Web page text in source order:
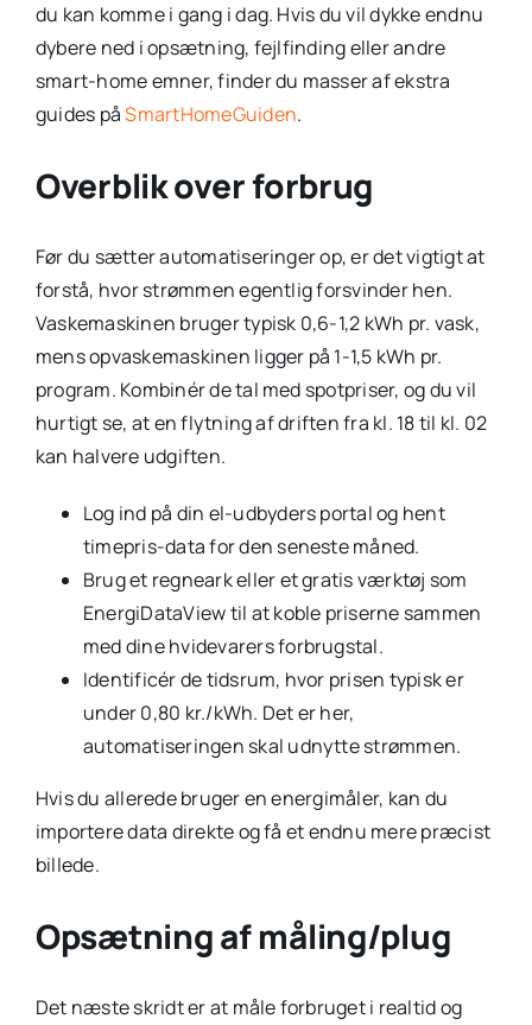
du kan komme i gang i dag. Hvis du vil dykke endnu
dybere ned i opsætning, fejlfinding eller andre
smart-home emner, finder du masser af ekstra
guides påSmartHomeGuiden.
Overblik over forbrug
Før du sætter automatiseringer op, er det vigtigt at
forstå, hvor strømmen egentlig forsvinder hen.
Vaskemaskinen bruger typisk 0,6-1,2 kWh pr. vask,
mens opvaskemaskinen ligger på 1-1,5 kWh pr.
program. Kombinér de tal med spotpriser, og du vil
hurtigt se, at en flytning af driften fra kl. 18 til kl. 02
kan halvere udgiften.
Log ind på din el-udbyders portal og hent
timepris-data for den seneste måned.
Brug et regneark eller et gratis værktøj som
EnergiDataView til at koble priserne sammen
med dine hvidevarers forbrugstal.
Identificér de tidsrum, hvor prisen typisk er
under 0,80 kr./kWh. Det er her,
automatiseringen skal udnytte strømmen.
Hvis du allerede bruger en energimåler, kan du
importere data direkte og få et endnu mere præcist
billede.
Opsætning af måling/plug
Det næste skridt er at måle forbruget i realtid og